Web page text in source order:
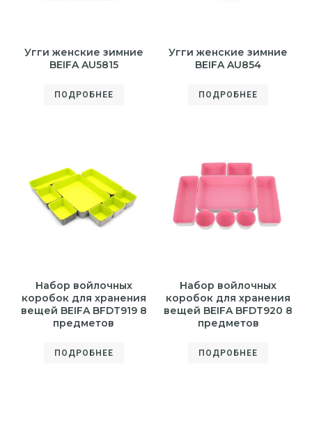
Угги женские зимние
BEIFA AU5815
ПОДРОБНЕЕ
Угги женские зимние
BEIFA AU854
ПОДРОБНЕЕ
Набор войлочных
коробок для хранения
вещей BEIFA BFDT919 8
предметов
ПОДРОБНЕЕ
Набор войлочных
коробок для хранения
вещей BEIFA BFDT920 8
предметов
ПОДРОБНЕЕ